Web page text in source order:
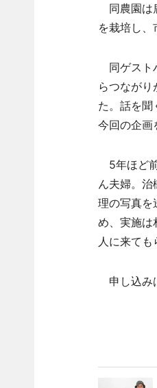
同農園は
を栽培し、
同ゲスト
らつなが
た。話を聞
今回の企画
5年ほど
ん夫婦。治
理の写真を
め、実施は
人に来ても
申し込み